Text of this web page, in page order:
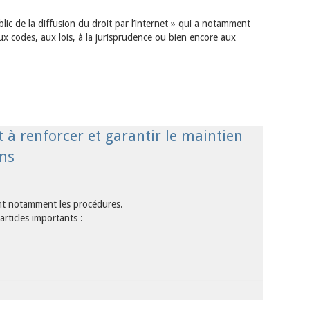
de la diffusion du droit par l’internet » qui a notamment
codes, aux lois, à la jurisprudence ou bien encore aux
à renforcer et garantir le maintien
notamment les procédures.
importants :